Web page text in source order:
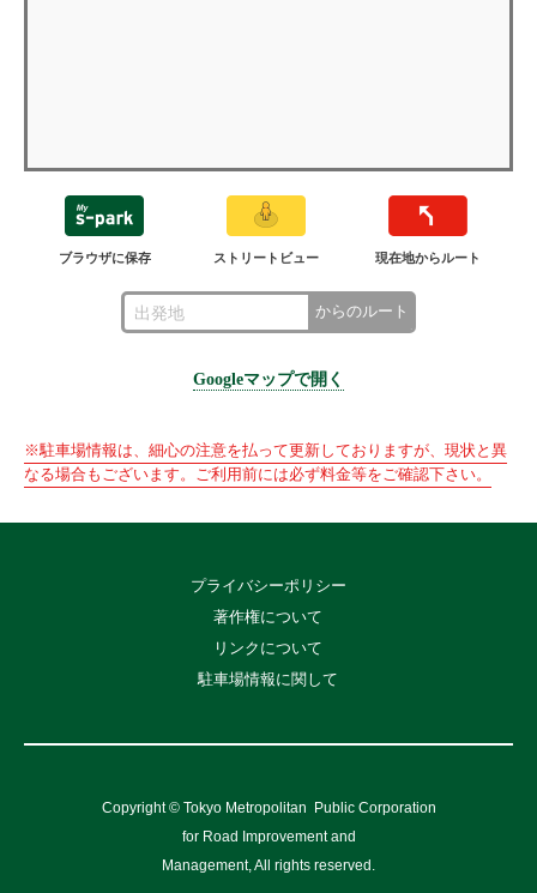
ブラウザに保存 ストリートビュー 現在地からルート
からのルート
Googleマップで開く
※駐車場情報は、細心の注意を払って更新しておりますが、現状と異
なる場合もございます。ご利用前には必ず料金等をご確認下さい。
プライバシーポリシー
著作権について
リンクについて
駐車場情報に関して
Copyright © Tokyo Metropolitan
Public Corporation
for Road Improvement and
Management, All rights reserved.